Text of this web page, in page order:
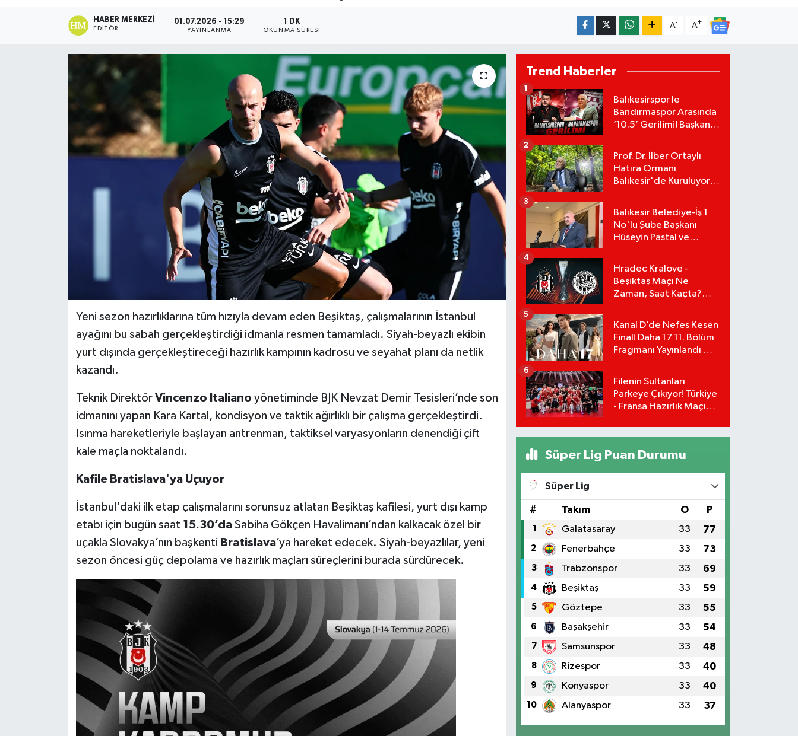
HABER MERKEZI
EDITÖR
01.07.2026 - 15:29
YAYINLANMA
1 DK
OKUNMA SÜRESI
A- A+
Yeni sezon hazırlıklarına tüm hızıyla devam eden Beşiktaş, çalışmalarının İstanbul
ayağını bu sabah gerçekleştirdiği idmanla resmen tamamladı. Siyah-beyazlı ekibin
yurt dışında gerçekleştireceği hazırlık kampının kadrosu ve seyahat planı da netlik
kazandı.
Teknik Direktör Vincenzo Italiano yönetiminde BJK Nevzat Demir Tesisleri’nde son
idmanını yapan Kara Kartal, kondisyon ve taktik ağırlıklı bir çalışma gerçekleştirdi.
Isınma hareketleriyle başlayan antrenman, taktiksel varyasyonların denendiği çift
kale maçla noktalandı.
Kafile Bratislava'ya Uçuyor
İstanbul'daki ilk etap çalışmalarını sorunsuz atlatan Beşiktaş kafilesi, yurt dışı kamp
etabı için bugün saat 15.30’daSabiha Gökçen Havalimanı’ndan kalkacak özel bir
uçakla Slovakya’nın başkenti Bratislava’ya hareket edecek. Siyah-beyazlılar, yeni
sezon öncesi güç depolama ve hazırlık maçları süreçlerini burada sürdürecek.
Trend Haberler
Balıkesirspor le
Bandırmaspor Arasında
‘10.5’ Gerilimi! Başkan
Murat Karakoyun'a Sert
Tepki!
1
Prof. Dr. İlber Ortaylı
Hatıra Ormanı
Balıkesir'de Kuruluyor!
Bağışlarını Başlattı!
2
Balıkesir Belediye-İş 1
No'lu Şube Başkanı
Hüseyin Pastal ve
3
Hradec Kralove -
Beşiktaş Maçı Ne
Zaman, Saat Kaçta?
Detayları!
4
Kanal D’de Nefes Kesen
Final! Daha 17 11. Bölüm
Fragmanı Yayınlandı Mı?
5
Filenin Sultanları
Parkeye Çıkıyor! Türkiye
- Fransa Hazırlık Maçı
6
Süper Lig Puan Durumu
Süper Lig
# Takım O P
1 Galatasaray 33 77
2 Fenerbahçe 33 73
3 Trabzonspor 33 69
4 Beşiktaş 33 59
5 Göztepe 33 55
6 Başakşehir 33 54
7 Samsunspor 33 48
8 Rizespor 33 40
9 Konyaspor 33 40
10 Alanyaspor 33 37
Edremit
EKONOMİ
KENT GÜNDEMİ
MAGAZİN
Resmi İlanlar